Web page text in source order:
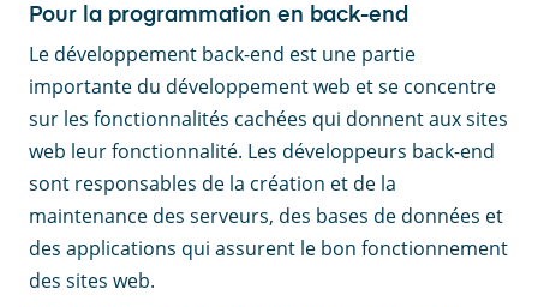
Pour la programmation en back-end
Le développement back-end est une partie
importante du développement web et se concentre
sur les fonctionnalités cachées qui donnent aux sites
web leur fonctionnalité. Les développeurs back-end
sont responsables de la création et de la
maintenance des serveurs, des bases de données et
des applications qui assurent le bon fonctionnement
des sites web.